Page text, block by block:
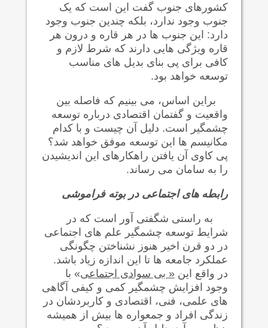
کشورهای جنوب گفت این است که یک
جنوب وجود ندارد، بلکه چندین جنوب وجود
دارد: این جنوب ها در هر قاره و درون هر
قاره ويژگی هایی دارند که شرط لازم و
کافی برای پی بنای بدیل های مناسب
توسعه خواهد بود.
براین اساس، می بینیم که فاصله بین
واقعیت و گفتمان اقتصادی درباره توسعه
چشمگیر است. دلیل آن چیست و با کدام
مکانیسم ها این توسعه موفق خواهد شد؟
پی کاوی آن یافتن راهکارهای این انديشيدن
را به سامان می رساند.
رابطه های اجتماعی در بوته فراموشی
به راستی شگفتی آور است که در
شرایط توسعه چشمگیر علم های اجتماعی
در دو قرن اخیر هنوز نشناختن چگونگی
عملکرد جامعه ها تا این اندازه زیاد باشد.
در واقع این« بی سوادی اجتماعی» با
وجود افزایش چشمگیر کمی و کیفی آگاهی
های علمی، فنی، اقتصادی و کاربردشان در
زندگی افراد و جمعواره ها بیش از همیشه